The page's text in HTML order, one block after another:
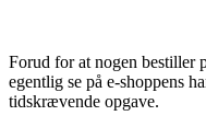
Forud for at nogen bestiller
egentlig se på e-shoppens
tidskrævende opgave.